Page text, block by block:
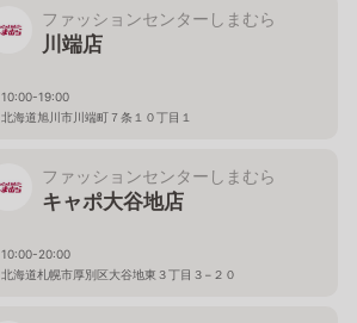
ファッションセンターしまむら
川端店
10:00-19:00
北海道旭川市川端町７条１０丁目１
ファッションセンターしまむら
キャポ大谷地店
10:00-20:00
北海道札幌市厚別区大谷地東３丁目３−２０